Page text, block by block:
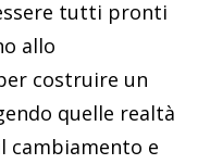
tutti pronti
allo
costruire un
quelle realtà
cambiamento e